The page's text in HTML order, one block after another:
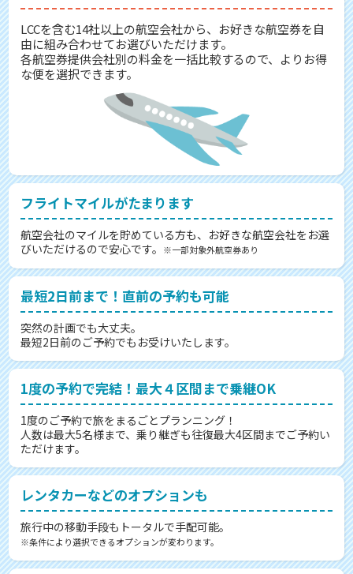
LCCを含む14社以上の航空会社から、お好きな航空券を自
由に組み合わせてお選びいただけます。
各航空券提供会社別の料金を一括比較するので、よりお得
な便を選択できます。
フライトマイルがたまります
航空会社のマイルを貯めている方も、お好きな航空会社をお選
びいただけるので安心です。
※一部対象外航空券あり
最短2日前まで！直前の予約も可能
突然の計画でも大丈夫。
最短2日前のご予約でもお受けいたします。
1度の予約で完結！最大４区間まで乗継OK
1度のご予約で旅をまるごとプランニング！
人数は最大5名様まで、乗り継ぎも往復最大4区間までご予約い
ただけます。
レンタカーなどのオプションも
旅行中の移動手段もトータルで手配可能。
※条件により選択できるオプションが変わります。